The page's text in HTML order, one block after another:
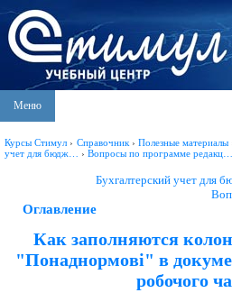
Меню
Курсы Стимул › Справочник› Полезные материалы
учет для бюдж…
› Вопросы по программе редакц…
Бухгалтерский учет для
Оглавление
Как заполняются
"Понаднормові" в
робочого